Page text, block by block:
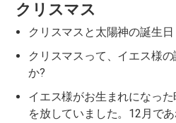
クリスマス
クリスマスと太陽神の誕生日
クリスマスって、イエス様
か?
イエス様がお生まれになっ
を放していました。12月で